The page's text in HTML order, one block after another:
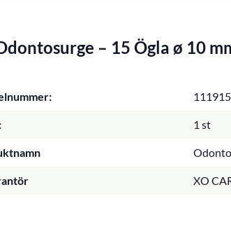
– 15 Ögla ø 10
111915
1 st
XO